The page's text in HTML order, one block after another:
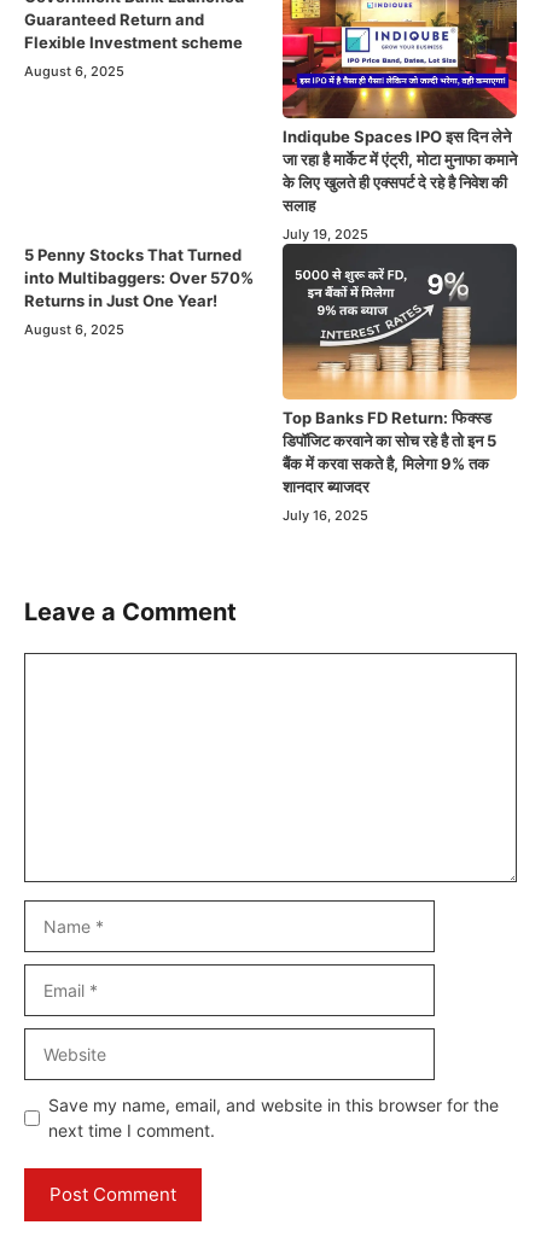
Guaranteed Return and
Flexible Investment scheme
August 6, 2025
Indiqube Spaces IPO इस दिन लेने
जा रहा है मार्केट में एंट्री, मोटा मुनाफा कमाने
के लिए खुलते ही एक्सपर्ट दे रहे है निवेश की
सलाह
July 19, 2025
5 Penny Stocks That Turned
into Multibaggers: Over 570%
Returns in Just One Year!
August 6, 2025
Top Banks FD Return: फिक्स्ड
डिपॉजिट करवाने का सोच रहे है तो इन 5
बैंक में करवा सकते है, मिलेगा 9% तक
शानदार ब्याजदर
July 16, 2025
Leave a Comment
Save my name, email, and website in this browser for the
next time I comment.